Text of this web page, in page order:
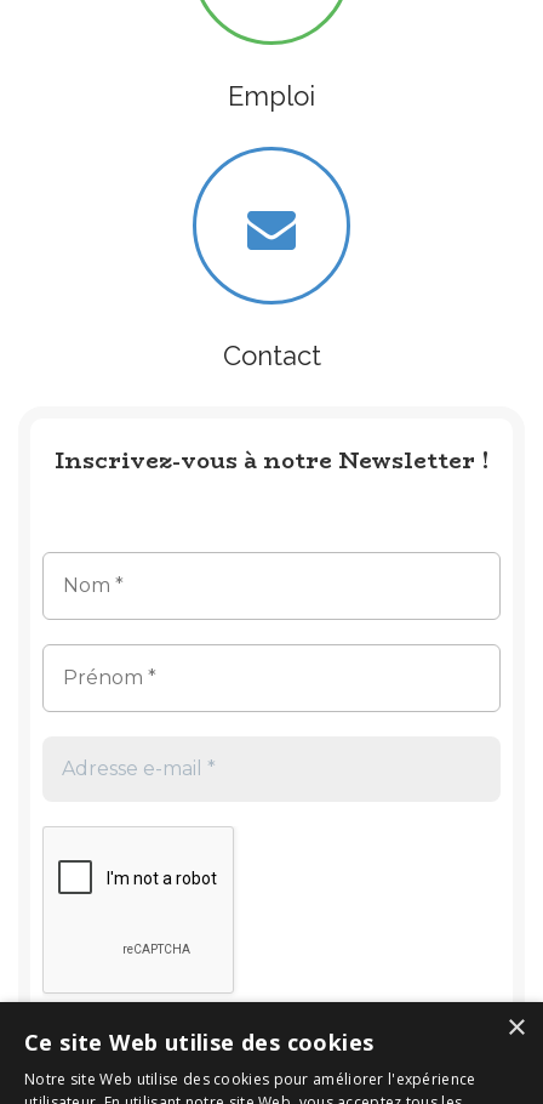
Emploi
Contact
Inscrivez-vous à notre Newsletter !
×
Ce site Web utilise des cookies
Notre site Web utilise des cookies pour améliorer l'expérience